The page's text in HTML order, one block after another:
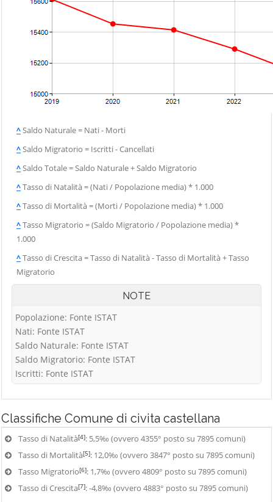
^Saldo Naturale = Nati - Morti
^Saldo Migratorio = Iscritti - Cancellati
^Saldo Totale = Saldo Naturale + Saldo Migratorio
^Tasso di Natalità = (Nati / Popolazione media) * 1.000
^Tasso di Mortalità = (Morti / Popolazione media) * 1.000
^Tasso Migratorio = (Saldo Migratorio / Popolazione media) *
1.000
^Tasso di Crescita = Tasso di Natalità - Tasso di Mortalità + Tasso
Migratorio
NOTE
Popolazione: Fonte ISTAT
Nati: Fonte ISTAT
Saldo Naturale: Fonte ISTAT
Saldo Migratorio: Fonte ISTAT
Iscritti: Fonte ISTAT
Classifiche Comune di civita castellana
Tasso di Natalità[4]: 5,5‰ (ovvero 4355° posto su 7895 comuni)
Tasso di Mortalità[5]: 12,0‰ (ovvero 3847° posto su 7895 comuni)
Tasso Migratorio[6]: 1,7‰ (ovvero 4809° posto su 7895 comuni)
Tasso di Crescita[7]: -4,8‰ (ovvero 4883° posto su 7895 comuni)